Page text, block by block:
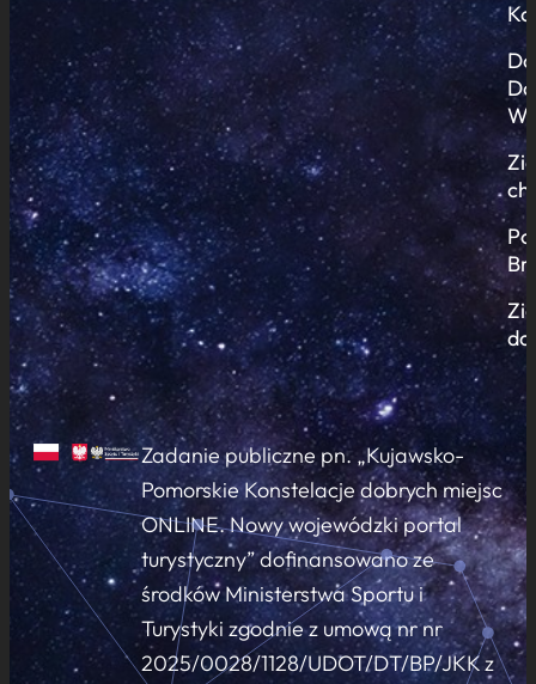
Zadanie publiczne pn. „Kujawsko-
Pomorskie Konstelacje dobrych miejsc
ONLINE. Nowy wojewódzki portal
turystyczny” dofinansowano ze
środków Ministerstwa Sportu i
Turystyki zgodnie z umową nr nr
2025/0028/1128/UDOT/DT/BP/JKK z